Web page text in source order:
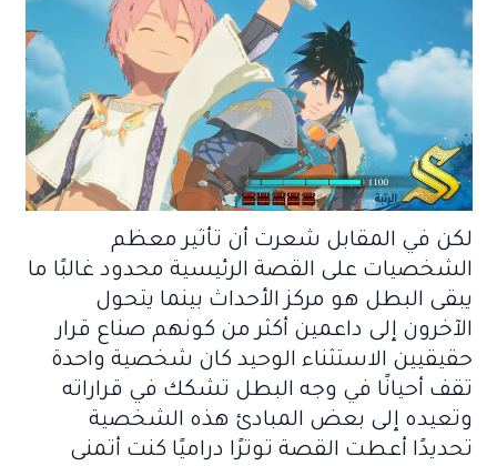
لكن في المقابل شعرت أن تأثير معظم
الشخصيات على القصة الرئيسية محدود غالبًا ما
يبقى البطل هو مركز الأحداث بينما يتحول
الآخرون إلى داعمين أكثر من كونهم صناع قرار
حقيقيين الاستثناء الوحيد كان شخصية واحدة
تقف أحيانًا في وجه البطل تشكك في قراراته
وتعيده إلى بعض المبادئ هذه الشخصية
تحديدًا أعطت القصة توترًا دراميًا كنت أتمنى